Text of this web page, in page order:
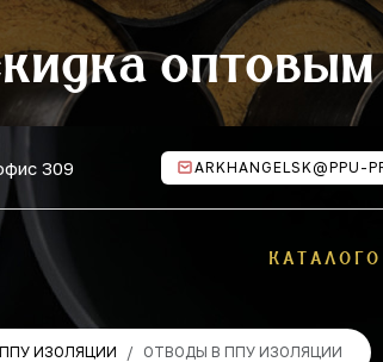
309 ARKHANGELSK@PPU-
КАТАЛОГ
ИЗОЛЯЦИИ ОТВОДЫ В ППУ ИЗОЛЯЦИИ